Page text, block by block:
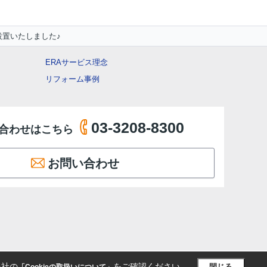
いたしました♪
ERAサービス理念
リフォーム事例
わせはこちら 03-3208-8300
お問い合わせ